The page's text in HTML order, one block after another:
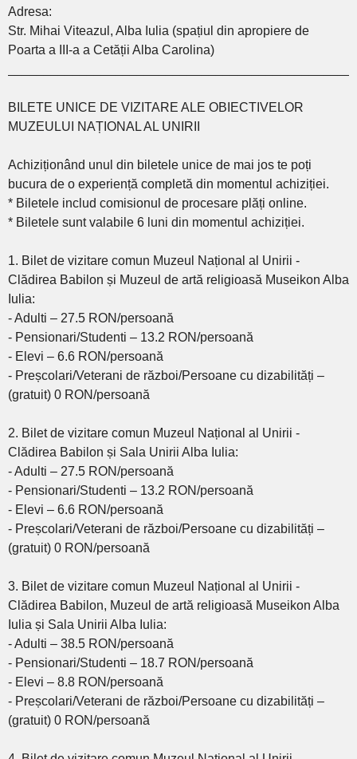
Adresa:
Str. Mihai Viteazul, Alba Iulia (spațiul din apropiere de
Poarta a III-a a Cetății Alba Carolina)
BILETE UNICE DE VIZITARE ALE OBIECTIVELOR
MUZEULUI NAȚIONAL AL UNIRII
Achiziționând unul din biletele unice de mai jos te poți
bucura de o experiență completă din momentul achiziției.
* Biletele includ comisionul de procesare plăți online.
* Biletele sunt valabile 6 luni din momentul achiziției.
1. Bilet de vizitare comun Muzeul Național al Unirii -
Clădirea Babilon și Muzeul de artă religioasă Museikon Alba
Iulia:
- Adulti – 27.5 RON/persoană
- Pensionari/Studenti – 13.2 RON/persoană
- Elevi – 6.6 RON/persoană
- Preșcolari/Veterani de război/Persoane cu dizabilități –
(gratuit) 0 RON/persoană
2. Bilet de vizitare comun Muzeul Național al Unirii -
Clădirea Babilon și Sala Unirii Alba Iulia:
- Adulti – 27.5 RON/persoană
- Pensionari/Studenti – 13.2 RON/persoană
- Elevi – 6.6 RON/persoană
- Preșcolari/Veterani de război/Persoane cu dizabilități –
(gratuit) 0 RON/persoană
3. Bilet de vizitare comun Muzeul Național al Unirii -
Clădirea Babilon, Muzeul de artă religioasă Museikon Alba
Iulia și Sala Unirii Alba Iulia:
- Adulti – 38.5 RON/persoană
- Pensionari/Studenti – 18.7 RON/persoană
- Elevi – 8.8 RON/persoană
- Preșcolari/Veterani de război/Persoane cu dizabilități –
(gratuit) 0 RON/persoană